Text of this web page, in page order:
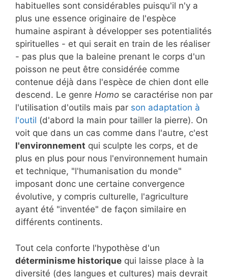
habituelles sont considérables puisqu'il n'y a
plus une essence originaire de l'espèce
humaine aspirant à développer ses potentialités
spirituelles - et qui serait en train de les réaliser
- pas plus que la baleine prenant le corps d'un
poisson ne peut être considérée comme
contenue déjà dans l'espèce de chien dont elle
descend. Le genre Homo se caractérise non par
l'utilisation d'outils mais par son adaptation à
l'outil (d'abord la main pour tailler la pierre). On
voit que dans un cas comme dans l'autre, c'est
l'environnement qui sculpte les corps, et de
plus en plus pour nous l'environnement humain
et technique, "l'humanisation du monde"
imposant donc une certaine convergence
évolutive, y compris culturelle, l'agriculture
ayant été "inventée" de façon similaire en
différents continents.
Tout cela conforte l'hypothèse d'un
déterminisme historique qui laisse place à la
diversité (des langues et cultures) mais devrait